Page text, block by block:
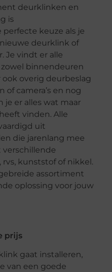
deurklinken en
is
perfecte keuze als je
deurklink of
Je vindt er alle
binnendeuren
overig deurbeslag
of camera’s en nog
je er alles wat maar
vinden. Alle
uit
die jarenlang mee
verschillende
rvs, kunststof of nikkel.
assortiment
oplossing voor jouw
prijs
gaat installeren,
van een goede